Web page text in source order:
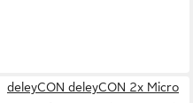
deleyCON deleyCON 2x Micro